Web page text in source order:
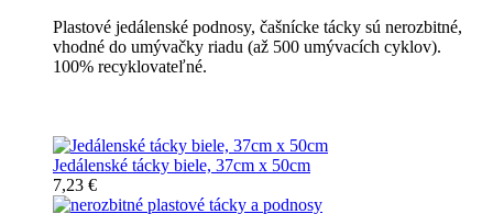
Plastové jedálenské podnosy, čašnícke tácky sú nerozbitné,
vhodné do umývačky riadu (až 500 umývacích cyklov).
100% recyklovateľné.
Jedálenské tácky biele, 37cm x 50cm
7,23 €